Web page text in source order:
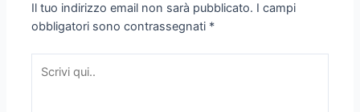
Il tuo indirizzo email non sarà pubblicato. I campi
obbligatori sono contrassegnati *